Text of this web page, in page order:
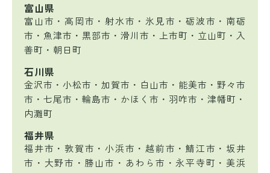
富山県
富山市・高岡市・射水市・氷見市・砺波市・南砺
市・魚津市・黒部市・滑川市・上市町・立山町・入
善町・朝日町
石川県
金沢市・小松市・加賀市・白山市・能美市・野々市
市・七尾市・輪島市・かほく市・羽咋市・津幡町・
内灘町
福井県
福井市・敦賀市・小浜市・越前市・鯖江市・坂井
市・大野市・勝山市・あわら市・永平寺町・美浜